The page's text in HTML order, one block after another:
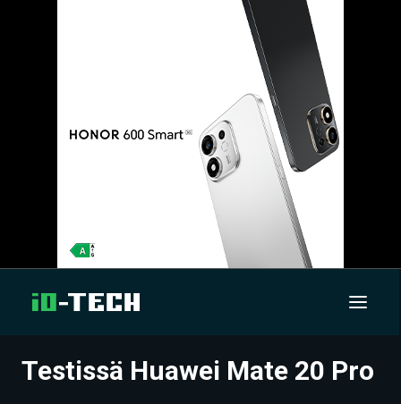
UUTISET
Testissä Huawei Mate 20 Pro